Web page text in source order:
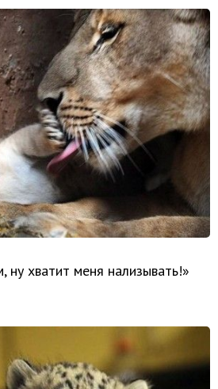
хватит меня нализывать!»